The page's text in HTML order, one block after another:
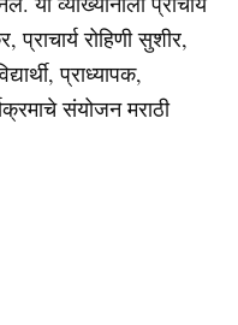
रोहिणी सुशीर,
प्राध्यापक,
संयोजन मराठी